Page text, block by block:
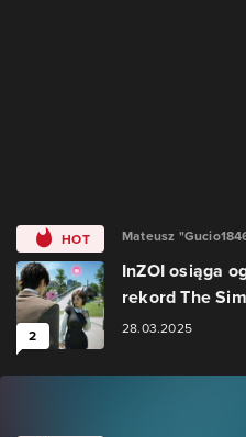
HOT
2
Mateusz
InZOI osiąga
rekord The
28.03.2025